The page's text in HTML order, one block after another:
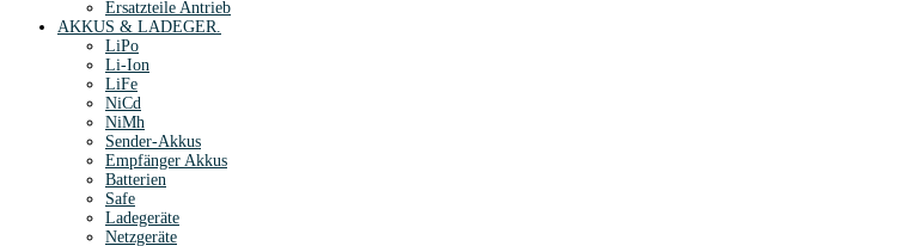
Ersatzteile Antrieb
AKKUS & LADEGER.
LiPo
Li-Ion
LiFe
NiCd
NiMh
Sender-Akkus
Empfänger Akkus
Batterien
Safe
Ladegeräte
Netzgeräte